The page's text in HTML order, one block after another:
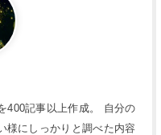
400記事以上作成。 自分の
様にしっかりと調べた内容